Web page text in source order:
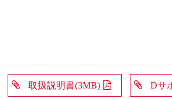
取扱説明書(3MB) Dサ